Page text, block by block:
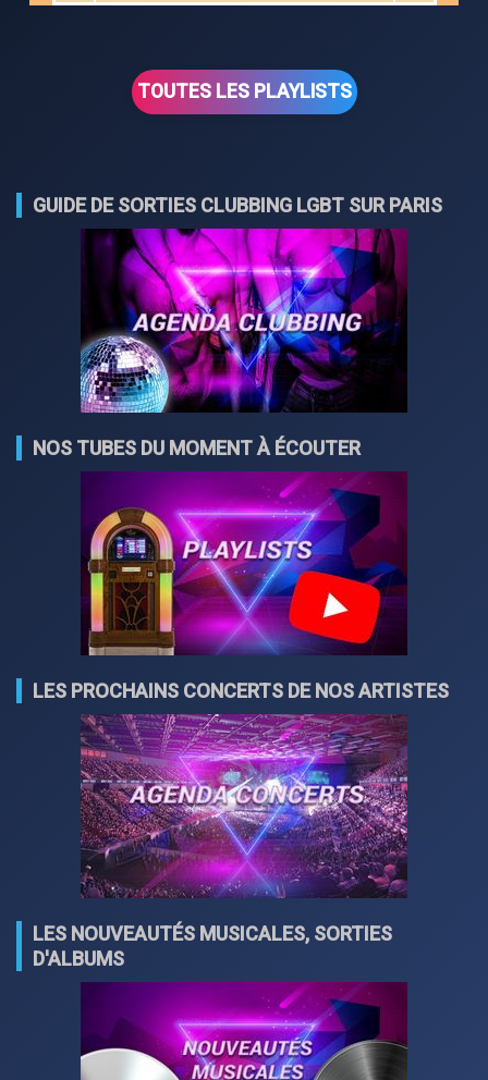
TOUTES LES PLAYLISTS
GUIDE DE SORTIES CLUBBING LGBT SUR PARIS
NOS TUBES DU MOMENT À ÉCOUTER
LES PROCHAINS CONCERTS DE NOS ARTISTES
LES NOUVEAUTÉS MUSICALES, SORTIES
D'ALBUMS